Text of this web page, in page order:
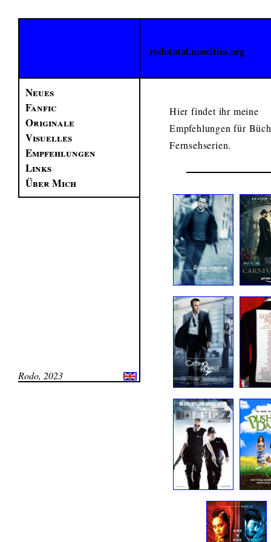
rodototal.neocities.org
Rodo, 2023
Neues
Fanfic
Originale
Visuelles
Empfehlungen
Links
Über Mich
Hier findet ihr meine
Empfehlungen für
Fernsehserien.